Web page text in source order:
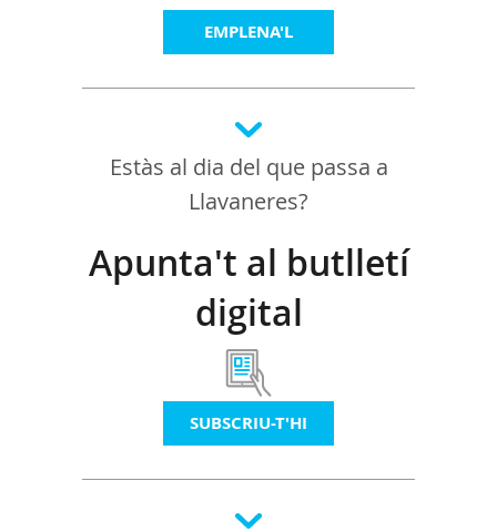
EMPLENA'L
Estàs al dia del que passa a
Llavaneres?
Apunta't al butlletí
digital
SUBSCRIU-T'HI